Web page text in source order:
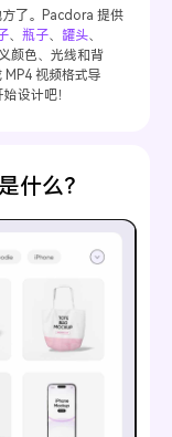
了。Pacdora 提供
、 瓶子、 罐头、
颜色、光线和背
MP4 视频格式导
设计吧！
什么？